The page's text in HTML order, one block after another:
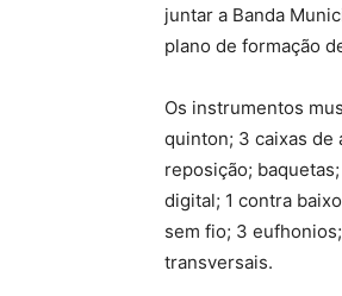
juntar a Banda
plano de formação
Os instrumentos
quinton; 3 caixas de
reposição;
digital; 1 contra
sem fio; 3
transversais.